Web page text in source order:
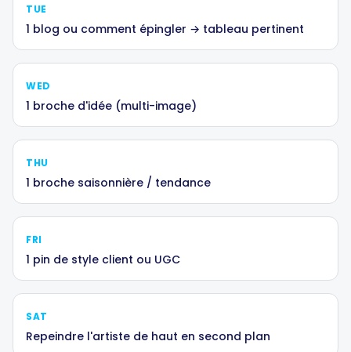
TUE
1 blog ou comment épingler → tableau pertinent
WED
1 broche d'idée (multi-image)
THU
1 broche saisonnière / tendance
FRI
1 pin de style client ou UGC
SAT
Repeindre l'artiste de haut en second plan